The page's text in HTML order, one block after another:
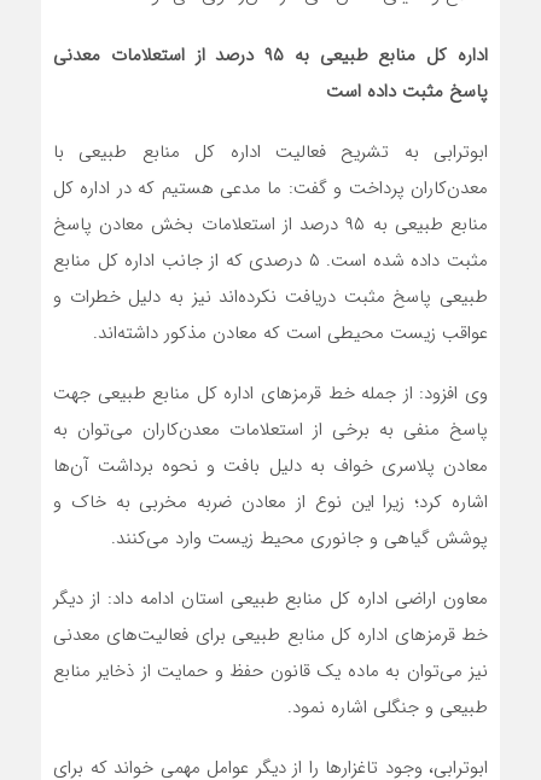
اداره کل منابع طبیعی به ۹۵ درصد از استعلامات معدنی
پاسخ مثبت داده است
ابوترابی به تشریح فعالیت اداره کل منابع طبیعی با
معدن‌کاران پرداخت و گفت: ما مدعی هستیم که در اداره کل
منابع طبیعی به ۹۵ درصد از استعلامات بخش معادن پاسخ
مثبت داده شده است. ۵ درصدی که از جانب اداره کل منابع
طبیعی پاسخ مثبت دریافت نکرده‌اند نیز به دلیل خطرات و
عواقب زیست محیطی است که معادن مذکور داشته‌اند.
وی افزود: از جمله خط قرمزهای اداره کل منابع طبیعی جهت
پاسخ منفی به برخی از استعلامات معدن‌کاران می‌توان به
معادن پلاسری خواف به دلیل بافت و نحوه برداشت‌ آن‌ها
اشاره کرد؛ زیرا این نوع از معادن ضربه مخربی به خاک و
پوشش گیاهی و جانوری محیط زیست وارد می‌کنند.
معاون اراضی اداره کل منابع طبیعی استان ادامه داد: از دیگر
خط قرمزهای اداره کل منابع طبیعی برای فعالیت‌های معدنی
نیز می‌توان به ماده یک قانون حفظ و حمایت از ذخایر منابع
طبیعی و جنگلی اشاره نمود.
ابوترابی، وجود تاغزارها را از دیگر عوامل مهمی خواند که برای